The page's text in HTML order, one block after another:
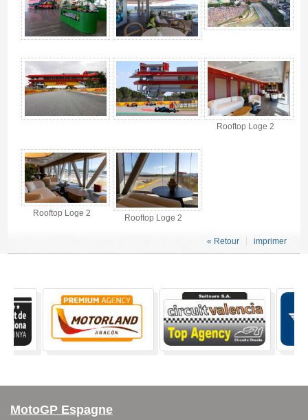
Rooftop Loge 2
Rooftop Loge 2 Rooftop Loge 2
imprimer
« Retour
MotoGP Espagne